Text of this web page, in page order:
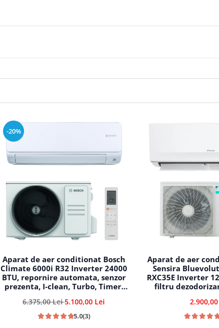
-20%
Aparat de aer conditionat Bosch
Climate 6000i R32 Inverter 24000
BTU, repornire automata, senzor
prezenta, I-clean, Turbo, Timer,
CL6001i 70 E
6.375,00 Lei5.100,00 Lei
5.0(3)
Aparat de aer
Sensira
RXC35E Inverter
filtru
comutare